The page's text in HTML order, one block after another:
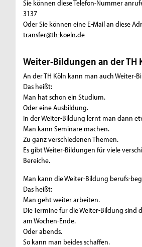
Sie können diese Telefon-Nummer
3137
Oder Sie können eine E-Mail an diese
transfer@th-koeln.de
Weiter-Bildungen an der TH
An der TH Köln kann man auch Weiter-
Das heißt:
Man hat schon ein Studium.
Oder eine Ausbildung.
In der Weiter-Bildung lernt man dann
Man kann Seminare machen.
Zu ganz verschiedenen Themen.
Es gibt Weiter-Bildungen für viele
Bereiche.
Man kann die Weiter-Bildung berufs-
Das heißt:
Man geht weiter arbeiten.
Die Termine für die Weiter-Bildung sind
am Wochen-Ende.
Oder abends.
So kann man beides schaffen.